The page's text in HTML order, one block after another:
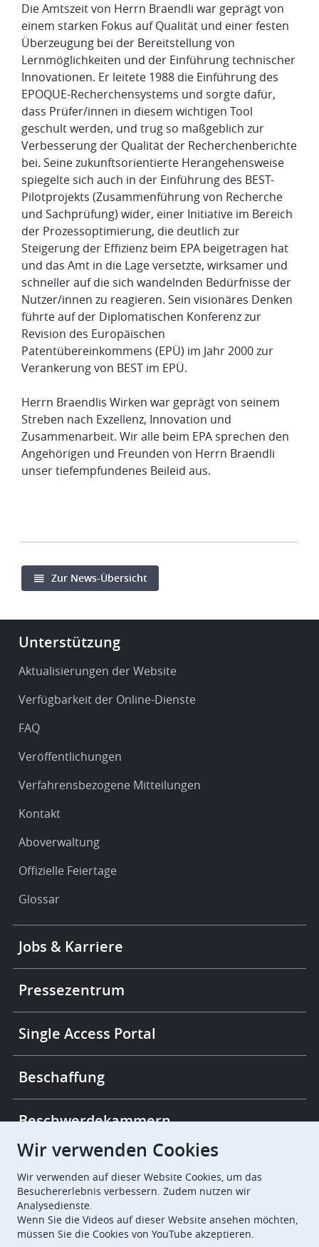
Die Amtszeit von Herrn Braendli war geprägt von
einem starken Fokus auf Qualität und einer festen
Überzeugung bei der Bereitstellung von
Lernmöglichkeiten und der Einführung technischer
Innovationen. Er leitete 1988 die Einführung des
EPOQUE-Recherchensystems und sorgte dafür,
dass Prüfer/innen in diesem wichtigen Tool
geschult werden, und trug so maßgeblich zur
Verbesserung der Qualität der Recherchenberichte
bei. Seine zukunftsorientierte Herangehensweise
spiegelte sich auch in der Einführung des BEST-
Pilotprojekts (Zusammenführung von Recherche
und Sachprüfung) wider, einer Initiative im Bereich
der Prozessoptimierung, die deutlich zur
Steigerung der Effizienz beim EPA beigetragen hat
und das Amt in die Lage versetzte, wirksamer und
schneller auf die sich wandelnden Bedürfnisse der
Nutzer/innen zu reagieren. Sein visionäres Denken
führte auf der Diplomatischen Konferenz zur
Revision des Europäischen
Patentübereinkommens (EPÜ) im Jahr 2000 zur
Verankerung von BEST im EPÜ.
Herrn Braendlis Wirken war geprägt von seinem
Streben nach Exzellenz, Innovation und
Zusammenarbeit. Wir alle beim EPA sprechen den
Angehörigen und Freunden von Herrn Braendli
unser tiefempfundenes Beileid aus.
Zur News-Übersicht
Footer
Service
support
Unterstützung
Aktualisierungen der Website
Verfügbarkeit der Online-Dienste
FAQ
Veröffentlichungen
Verfahrensbezogene Mitteilungen
Kontakt
Aboverwaltung
Offizielle Feiertage
Glossar
More
links
Jobs & Karriere
Pressezentrum
Single Access Portal
Beschaffung
Beschwerdekammern
EuropeanPatentOffice
Wir verwenden Cookies
Wir verwenden auf dieser Website Cookies, um das
Besuchererlebnis verbessern. Zudem nutzen wir
Analysedienste.
Wenn Sie die Videos auf dieser Website ansehen möchten,
müssen Sie die Cookies von YouTube akzeptieren.